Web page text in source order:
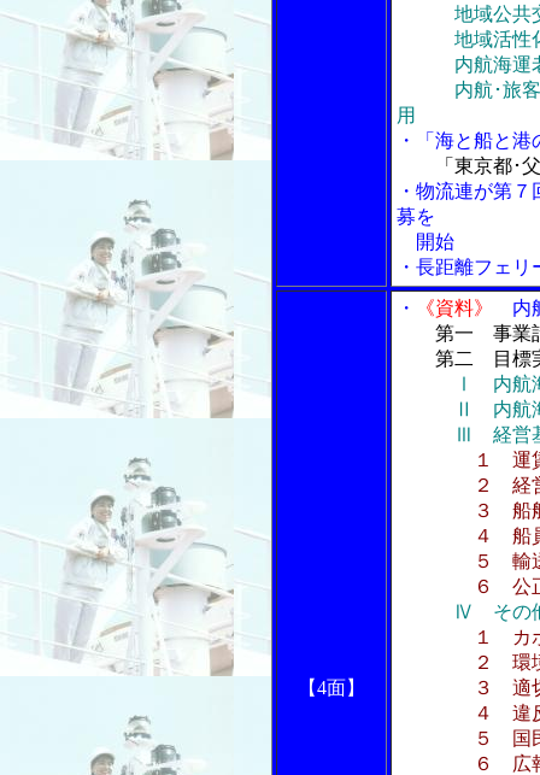
地域公共
地域活性化･
内航海運老
内航･旅客船
用
・「海と船と
「東京都･
・物流連が第
募を
開始
・長距離フェ
【4面】
・ 《資料》
内
第一 事業
第二 目標実
Ⅰ 内航
Ⅱ 内航海運
Ⅲ 経営基盤
１ 運
２ 経営合
３ 船舶建
４ 船員の
５ 輸送の
６ 公正な
Ⅳ その
１ カ
２ 環境
３ 適切な
４ 違反
５ 国民の
６ 広報